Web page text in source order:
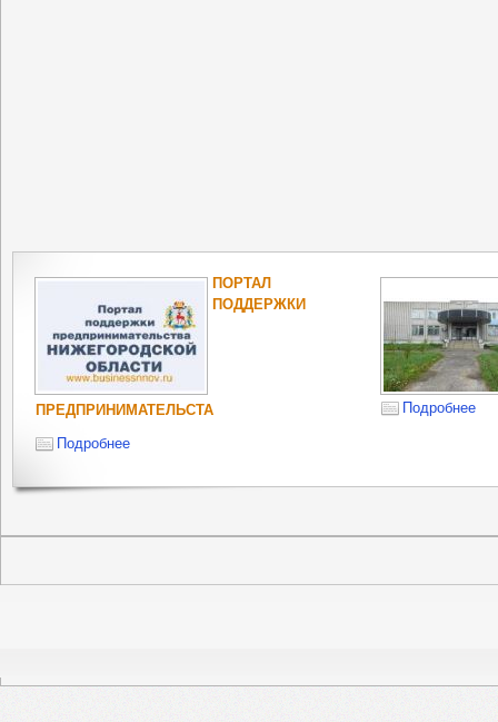
ПОРТАЛ
ПОДДЕРЖКИ
ПРЕДПРИНИМАТЕЛЬСТА
Подробнее
Подробнее